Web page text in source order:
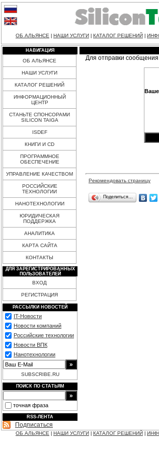
ОБ АЛЬЯНСЕ НАШИ УСЛУГИ КАТАЛОГ РЕШЕНИЙ
НАВИГАЦИЯ
ОБ АЛЬЯНСЕ
НАШИ УСЛУГИ
КАТАЛОГ РЕШЕНИЙ
ИНФОРМАЦИОННЫЙ
ЦЕНТР
СТАНЬТЕ СПОНСОРАМИ
SILICON TAIGA
ISDEF
КНИГИ И CD
ПРОГРАММНОЕ
ОБЕСПЕЧЕНИЕ
УПРАВЛЕНИЕ КАЧЕСТВОМ
РОССИЙСКИЕ
ТЕХНОЛОГИИ
НАНОТЕХНОЛОГИИ
ЮРИДИЧЕСКАЯ
ПОДДЕРЖКА
АНАЛИТИКА
КАРТА САЙТА
КОНТАКТЫ
ДЛЯ ЗАРЕГИСТРИРОВАННЫХ
ПОЛЬЗОВАТЕЛЕЙ
ВХОД
РЕГИСТРАЦИЯ
РАССЫЛКИ НОВОСТЕЙ
IT-Новости
Новости компаний
Российские технологии
Новости ВПК
Нанотехнологии
SUBSCRIBE.RU
ПОИСК ПО СТАТЬЯМ
точная фраза
RSS-ЛЕНТА
Подписаться
Для отправки
Рекомендовать страницу
Поделиться…
ОБ АЛЬЯНСЕ НАШИ УСЛУГИ КАТАЛОГ РЕШЕНИЙ